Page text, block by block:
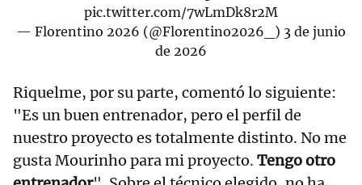
pic.twitter.com/7wLmDk8r2M
— Florentino 2026 (@Florentino2026_) 3 de junio
de 2026
Riquelme, por su parte, comentó lo siguiente:
"Es un buen entrenador, pero el perfil de
nuestro proyecto es totalmente distinto. No me
gusta Mourinho para mi proyecto. Tengo otro